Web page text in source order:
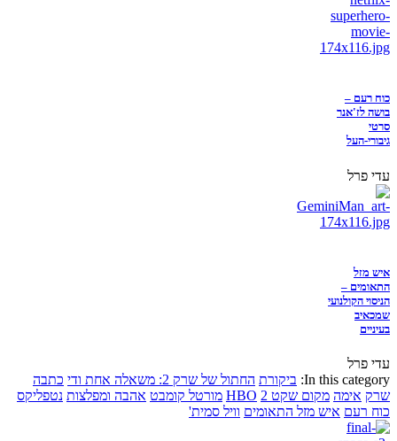
כוח רעם –
בושה לז'אנר
סרטי
גיבורי-העל
עדי פרל
איש מזל
התאומים –
הניסוי הקולנועי
שמכאיב
בעיניים
עדי פרל
In this category: ביקורת החתול של שרק 2: משאלה אחת ודי
כתבה
שרק אימה מקום שקט 2 HBO מורטל קומבט אהבה ומפלצות נטפליקס
כוח רעם איש מזל התאומים וויל סמית'